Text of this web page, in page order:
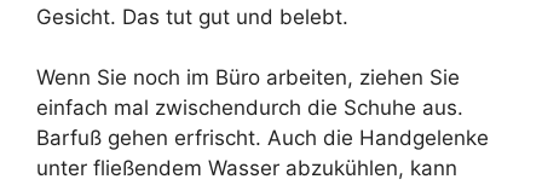
Gesicht. Das tut gut und belebt.
Wenn Sie noch im Büro arbeiten, ziehen Sie
einfach mal zwischendurch die Schuhe aus.
Barfuß gehen erfrischt. Auch die Handgelenke
unter fließendem Wasser abzukühlen, kann